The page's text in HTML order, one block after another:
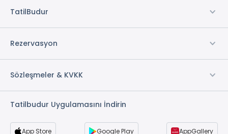
TatilBudur
Rezervasyon
Sözleşmeler & KVKK
Tatilbudur Uygulamasını İndirin
App Store Google Play AppGallery